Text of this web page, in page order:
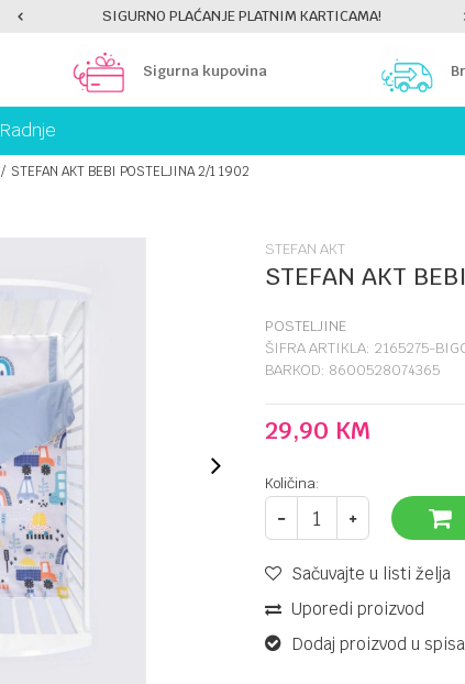
SIGURNO PLAĆANJE PLATNIM KARTICAMA!
Sigurna kupovina
Radnje
STEFAN AKT BEBI POSTELJINA 2/1 1902
STEFAN AKT
STEFAN AKT
POSTELJINE
ŠIFRA ARTIKLA: 2165275-
BARKOD: 8600528074365
29,90 KM
Količina:
Sačuvajte u listi želja
Uporedi proizvod
Dodaj proizvod u